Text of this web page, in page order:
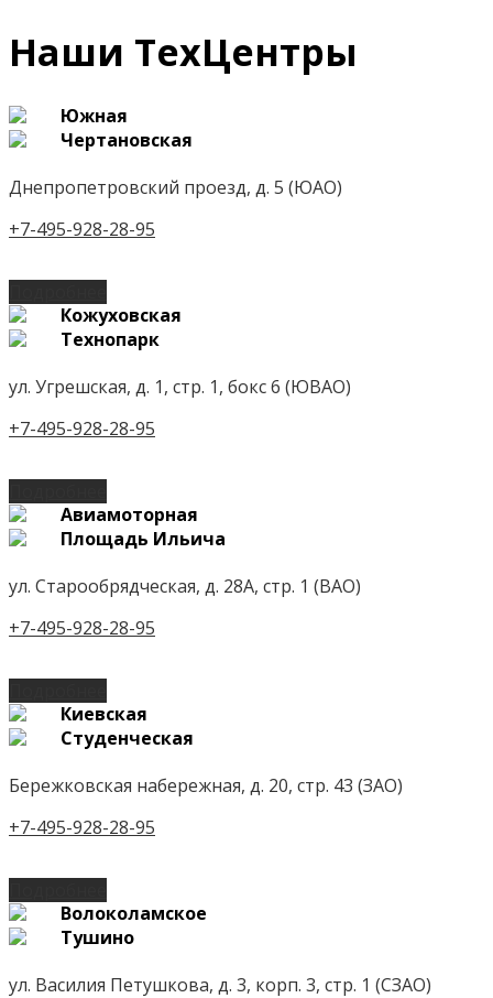
Наши ТехЦентры
Южная
Чертановская
Днепропетровский проезд, д. 5 (ЮАО)
+7-495-928-28-95
Кожуховская
Технопарк
ул. Угрешская, д. 1, стр. 1, бокс 6 (ЮВАО)
+7-495-928-28-95
Авиамоторная
Площадь Ильича
ул. Старообрядческая, д. 28А, стр. 1 (ВАО)
+7-495-928-28-95
Киевская
Студенческая
Бережковская набережная, д. 20, стр. 43 (ЗАО)
+7-495-928-28-95
Волоколамское
Тушино
ул. Василия Петушкова, д. 3, корп. 3, стр. 1 (СЗАО)